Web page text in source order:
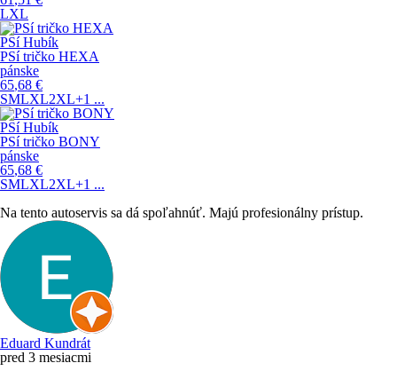
LXL
PSí Hubík
PSí tričko HEXA
pánske
65,68 €
SMLXL2XL+1 ...
PSí Hubík
PSí tričko BONY
pánske
65,68 €
SMLXL2XL+1 ...
Na tento autoservis sa dá spoľahnúť. Majú profesionálny prístup.
Eduard Kundrát
pred 3 mesiacmi